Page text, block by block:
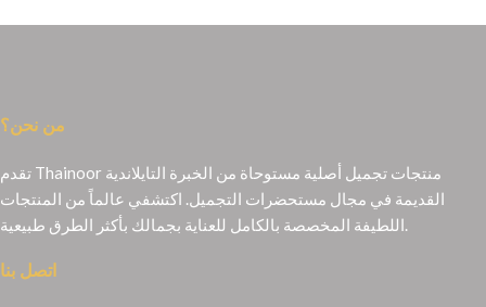
من نحن؟
تقدم Thainoor منتجات تجميل أصلية مستوحاة من الخبرة التايلاندية
القديمة في مجال مستحضرات التجميل. اكتشفي عالماً من المنتجات
اللطيفة المخصصة بالكامل للعناية بجمالك بأكثر الطرق طبيعية.
اتصل بنا